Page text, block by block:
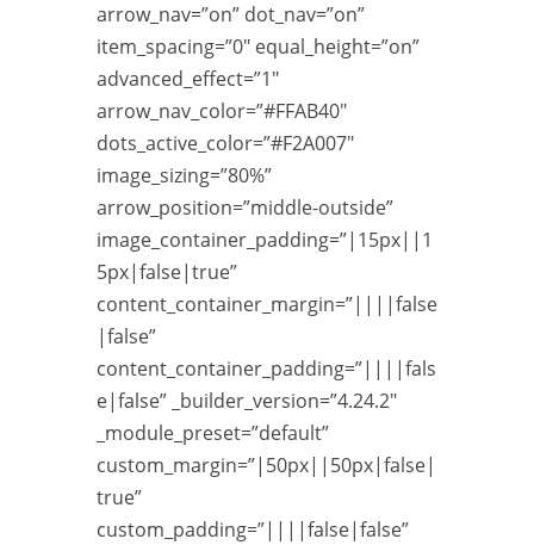
arrow_nav=”on” dot_nav=”on”
item_spacing=”0″ equal_height=”on”
advanced_effect=”1″
arrow_nav_color=”#FFAB40″
dots_active_color=”#F2A007″
image_sizing=”80%”
arrow_position=”middle-outside”
image_container_padding=”|15px||1
5px|false|true”
content_container_margin=”||||false
|false”
content_container_padding=”||||fals
e|false” _builder_version=”4.24.2″
_module_preset=”default”
custom_margin=”|50px||50px|false|
true”
custom_padding=”||||false|false”